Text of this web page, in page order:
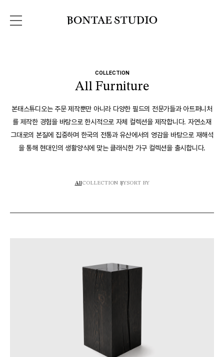
COLLECTION
All Furniture
본태스튜디오는 주문 제작뿐만 아니라 다양한 필드의 전문가들과 아트퍼니처
를 제작한 경험을 바탕으로 한시적으로 자체 컬렉션을 제작합니다. 자연소재
그대로의 본질에 집중하며 한국의 전통과 유산에서의 영감을 바탕으로 재해석
을 통해 현대인의 생활양식에 맞는 클래식한 가구 컬렉션을 출시합니다.
AllCOLLECTION BYSORT BY